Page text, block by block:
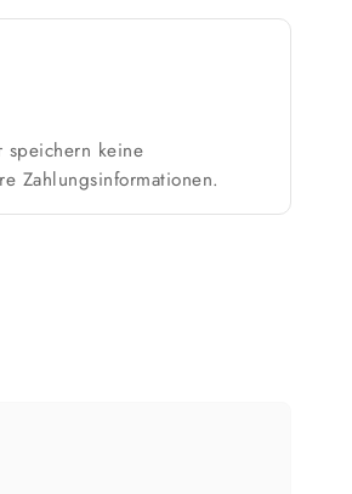
Weiß / hell
1 Anstrich reicht meist
Für 10 % Reserve wird automatisch
speichern keine
Zahlungsinformationen.